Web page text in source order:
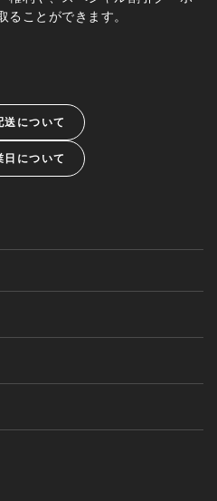
ことができます。
送について
日について